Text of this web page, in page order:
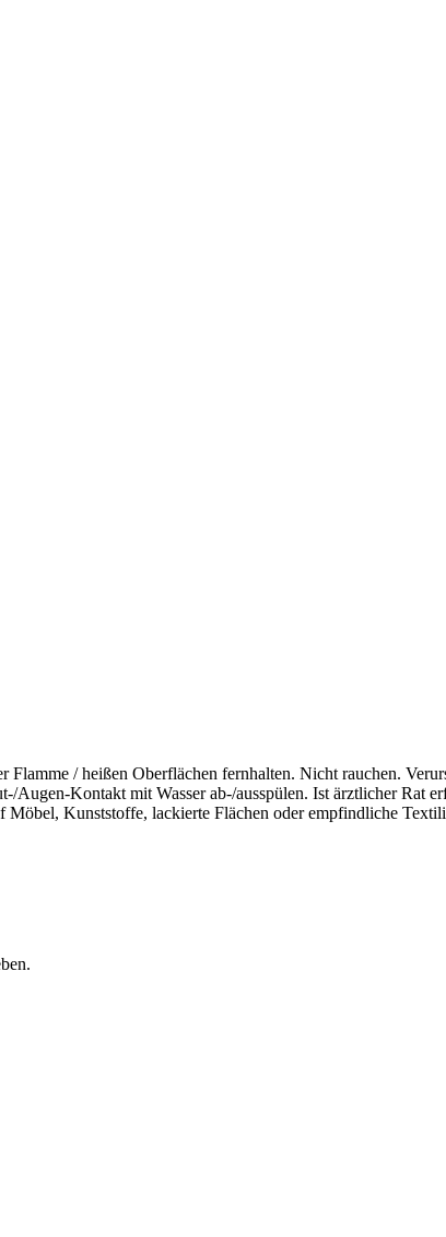
/ heißen Oberflächen fernhalten. Nicht rauchen.
Augen-Kontakt mit Wasser ab-/ausspülen. Ist ärztlicher Rat
Kunststoffe, lackierte Flächen oder empfindliche